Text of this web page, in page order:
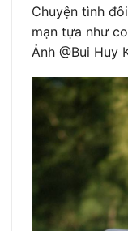
Chuyện tình
mạn tựa như
Ảnh @Bui Huy